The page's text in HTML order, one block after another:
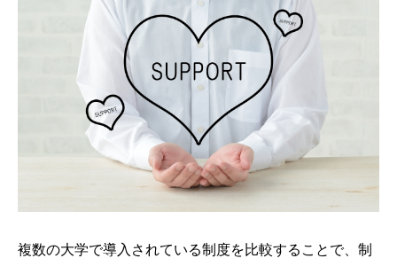
複数の大学で導入されている制度を比較することで、制